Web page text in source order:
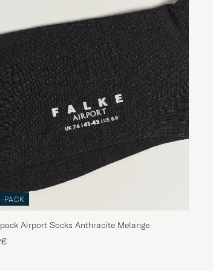
PACK
Airport Socks Anthracite Melange